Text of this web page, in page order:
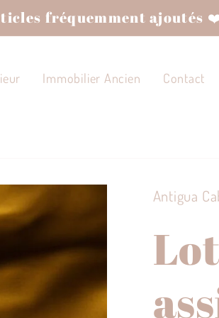
fréquemment ajoutés
Immobilier Ancien Contact
Antigua